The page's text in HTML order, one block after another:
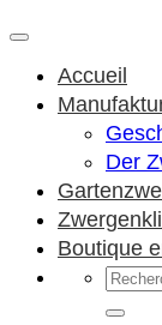
Accueil
Der
Boutique
pour :